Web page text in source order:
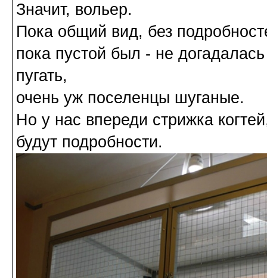
Значит, вольер.
Пока общий вид, без
пока пустой был - не
пугать,
очень уж поселенцы шуганые.
Но у нас впереди стрижка
будут подробности.